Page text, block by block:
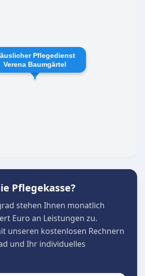
Atmosphäre aus und ist
Freitag erreichbar, donnerstags
sogar mit verlängerten
Pflegedienst
Verena Baumgärtel
Pflegekasse?
stehen Ihnen monatlich
Euro an Leistungen zu.
unseren kostenlosen Rechnern
und Ihr individuelles